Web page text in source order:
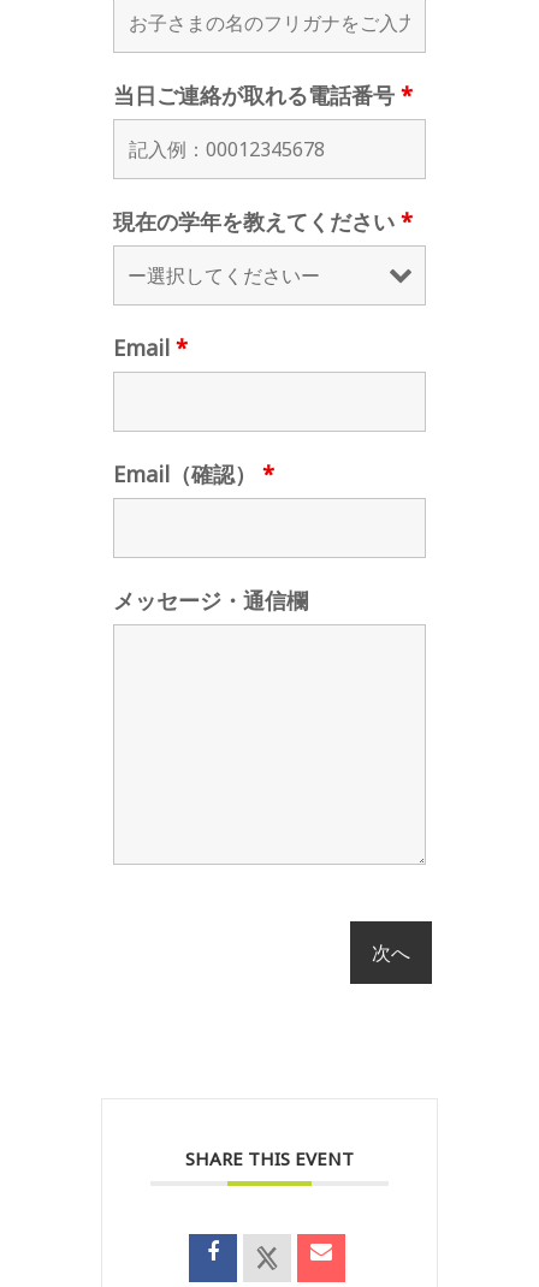
当日ご連絡が取れる電話番号 *
現在の学年を教えてください *
Email *
Email（確認） *
メッセージ・通信欄
SHARE THIS EVENT